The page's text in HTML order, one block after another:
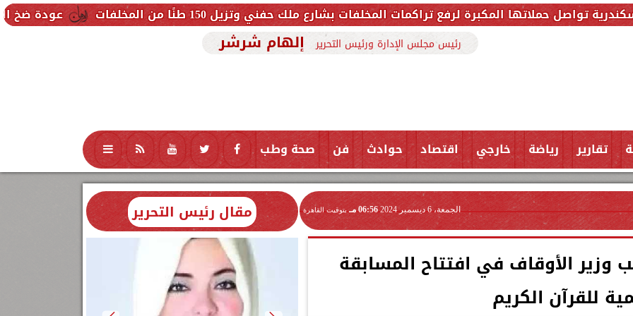
عودة ضخ المياه تدريجيًا المكبرة لرفع تراكمات المخلفات بشارع ملك حفني وتزيل 150 طنًا من المخلفات
رئيس مجلس الإدارة ورئيس التحرير إلهام شرشر
تقارير رياضة خارجي اقتصاد حوادث فن صحة وطب تكنولوجيا منوعات محافظات
الجمعة، 6 ديسمبر 2024 06:56 مـ بتوقيت القاهرة
وزير الأوقاف في افتتاح المسابقة
للقرآن الكريم
مقال رئيس التحرير